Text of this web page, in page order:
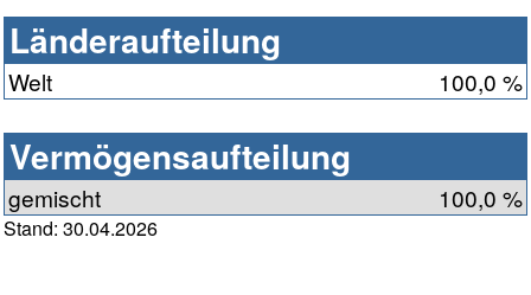
Länderaufteilung
Welt 100,0 %
Vermögensaufteilung
gemischt 100,0 %
Stand: 30.04.2026